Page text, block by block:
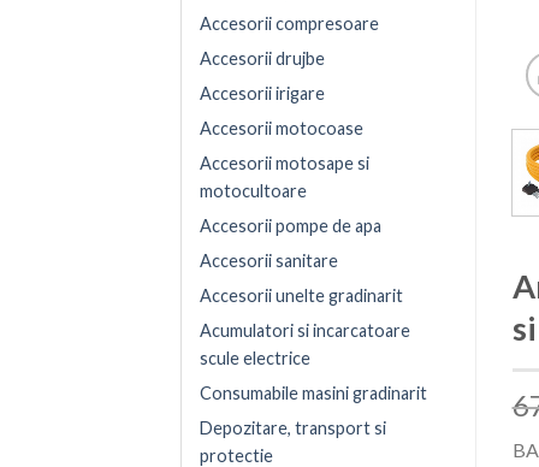
Accesorii compresoare
Accesorii drujbe
Accesorii irigare
Accesorii motocoase
Accesorii motosape si
motocultoare
Accesorii pompe de apa
Accesorii sanitare
Accesorii unelte gradinarit
Acumulatori si incarcatoare
scule electrice
Consumabile masini gradinarit
Depozitare, transport si
protectie